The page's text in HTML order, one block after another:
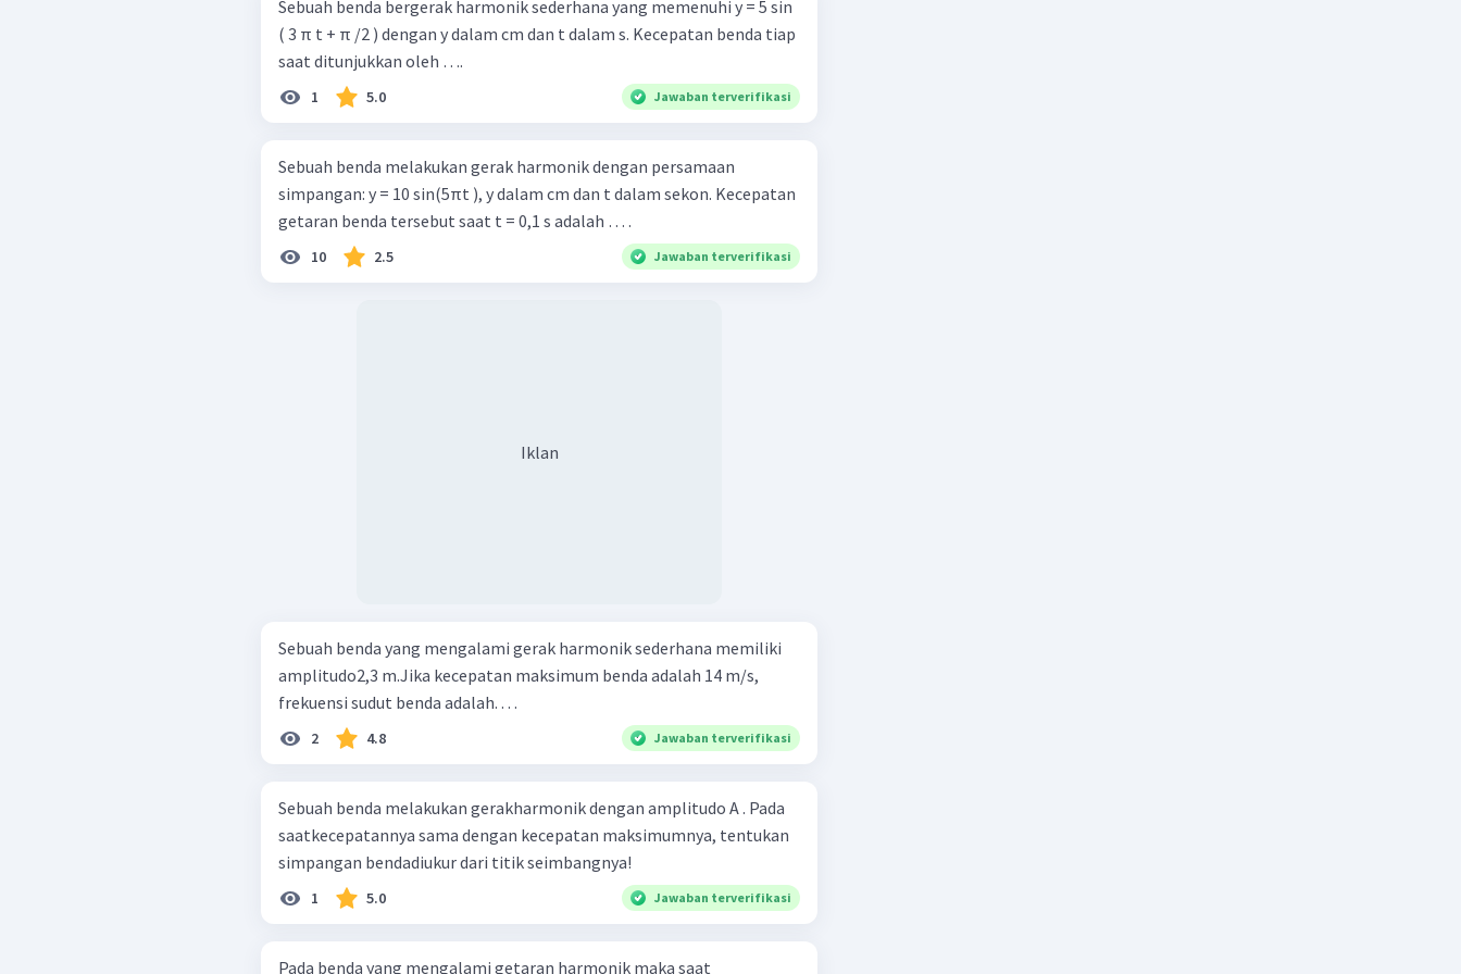
Sebuah benda bergerak harmonik sederhana yang memenuhi y = 5 sin
( 3 π t + π /2 ) dengan y dalam cm dan t dalam s. Kecepatan benda tiap
saat ditunjukkan oleh ….
1 5.0 Jawaban terverifikasi
Sebuah benda melakukan gerak harmonik dengan persamaan
simpangan: y = 10 sin⁡(5πt ), y dalam cm dan t dalam sekon. Kecepatan
getaran benda tersebut saat t = 0,1 s adalah … .
10 2.5 Jawaban terverifikasi
Iklan
Sebuah benda yang mengalami gerak harmonik sederhana memiliki
amplitudo2,3 m.Jika kecepatan maksimum benda adalah 14 m/s,
frekuensi sudut benda adalah. . . .
2 4.8 Jawaban terverifikasi
Sebuah benda melakukan gerakharmonik dengan amplitudo A . Pada
saatkecepatannya sama dengan kecepatan maksimumnya, tentukan
simpangan bendadiukur dari titik seimbangnya!
1 5.0 Jawaban terverifikasi
Pada benda yang mengalami getaran harmonik maka saat